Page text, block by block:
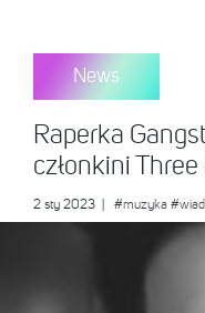
News
Raperka
członkini
2 sty 2023 #muzyka